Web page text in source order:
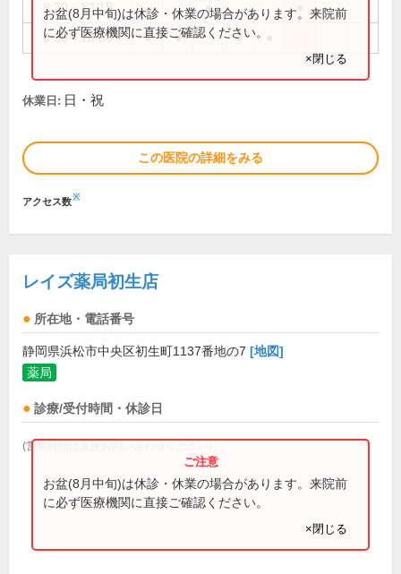
8:30～12:15 ●
8:30～18:30 ● ● ●
お盆(8月中旬)は休診・休業の場合があります。来院前
に必ず医療機関に直接ご確認ください。
×閉じる
休業日: 日・祝
この医院の詳細をみる
アクセス数※
レイズ薬局初生店
所在地・電話番号
静岡県浜松市中央区初生町1137番地の7 [地図]
薬局
診療/受付時間・休診日
(営業時間は直接お問い合わせください)
お盆(8月中旬)は休診・休業の場合があります。来院前
に必ず医療機関に直接ご確認ください。
×閉じる